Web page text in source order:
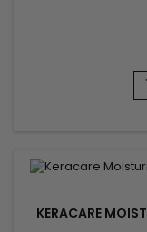
KERACARE